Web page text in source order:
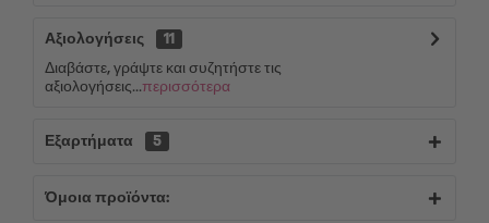
Αξιολογήσεις
11
Διαβάστε, γράψτε και συζητήστε τις
αξιολογήσεις...περισσότερα
Εξαρτήματα 5
Όμοια προϊόντα: